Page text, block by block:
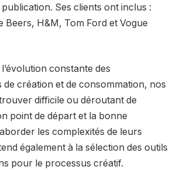
Ses clients ont inclus :
Beers, H&M, Tom Ford et Vogue
constante des
création et de consommation, nos
difficile ou déroutant de
point de départ et la bonne
les complexités de leurs
également à la sélection des outils
pour le processus créatif.